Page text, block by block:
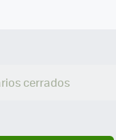
cerrados